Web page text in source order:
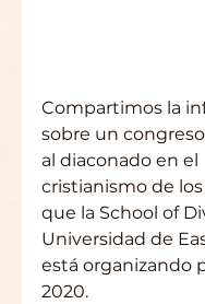
Compartimos la
sobre un
al diaconado en el
cristianismo de los
que la School of
Universidad de
está organizando
2020.